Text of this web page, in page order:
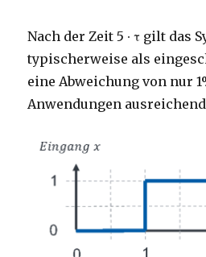
Nach der Zeit 5 ∙ τ gilt das
typischerweise als
eine Abweichung von nur
Anwendungen